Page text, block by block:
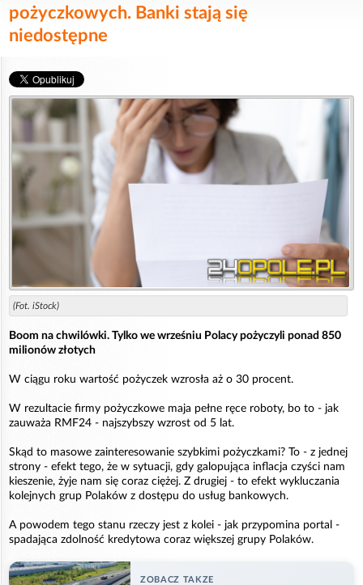
pożyczkowych. Banki stają się
niedostępne
(Fot. iStock)
Boom na chwilówki. Tylko we wrześniu Polacy pożyczyli ponad 850
milionów złotych
W ciągu roku wartość pożyczek wzrosła aż o 30 procent.
W rezultacie firmy pożyczkowe maja pełne ręce roboty, bo to - jak
zauważa RMF24 - najszybszy wzrost od 5 lat.
Skąd to masowe zainteresowanie szybkimi pożyczkami? To - z jednej
strony - efekt tego, że w sytuacji, gdy galopująca inflacja czyści nam
kieszenie, żyje nam się coraz ciężej. Z drugiej - to efekt wykluczania
kolejnych grup Polaków z dostępu do usług bankowych.
A powodem tego stanu rzeczy jest z kolei - jak przypomina portal -
spadająca zdolność kredytowa coraz większej grupy Polaków.
ZOBACZ TAKZE